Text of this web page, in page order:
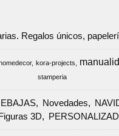
Regalos únicos,
homedecor kora-projects
stamperia
Novedades
3D